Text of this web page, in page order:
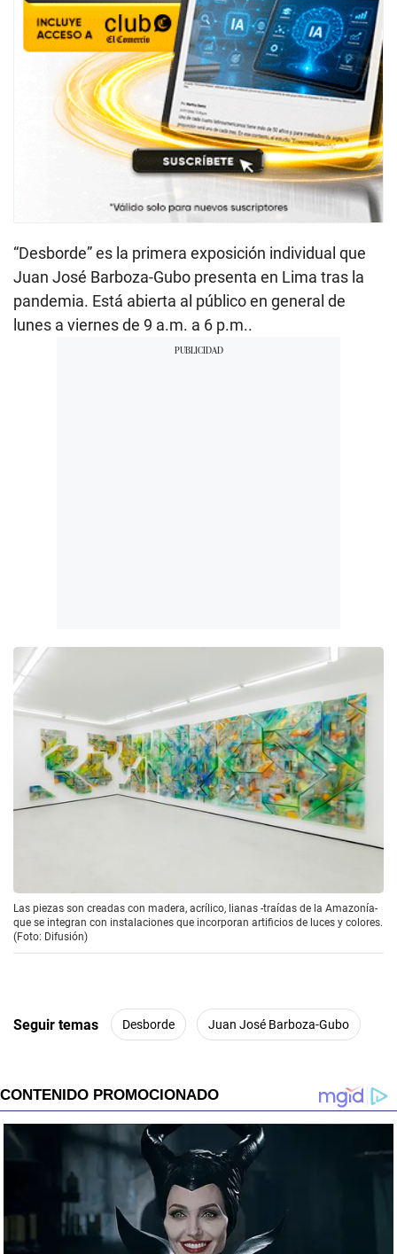
“Desborde” es la primera exposición individual que
Juan José Barboza-Gubo presenta en Lima tras la
pandemia. Está abierta al público en general de
lunes a viernes de 9 a.m. a 6 p.m..
Las piezas son creadas con madera, acrílico, lianas -traídas de la Amazonía-
que se integran con instalaciones que incorporan artificios de luces y colores.
(Foto: Difusión)
Seguir temas Desborde Juan José Barboza-Gubo